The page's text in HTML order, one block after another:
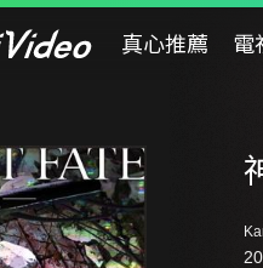
真心推薦 電